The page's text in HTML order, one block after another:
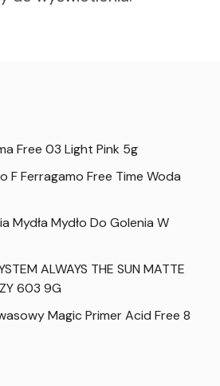
Free 03 Light Pink 5g
F Ferragamo Free Time Woda
Mydła Mydło Do Golenia W
ALWAYS THE SUN MATTE
603 9G
Magic Primer Acid Free 8